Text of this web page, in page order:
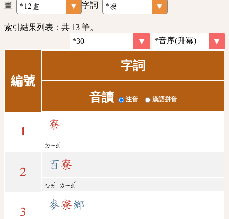
畫
字詞
索引結果列表：共 13 筆。
編號
字詞
音讀 注音 漢語拼音
1
寮
ㄌㄧㄠ
ˊ
2
百 寮
ㄅㄞ
ˇ
ㄌㄧㄠ
ˊ
3
麥寮鄉